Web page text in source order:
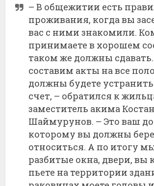
– В общежитии есть
проживания, когда вы
вас с ними знакомили.
принимаете в хорошем
таком же должны
составим акты на все
должны будете устранить
счет, – обратился к
заместитель акима
Шаймурунов. – Это ваш
которому вы должны
относиться. А по итогу
разбитые окна, двери, вы
пьете на территории